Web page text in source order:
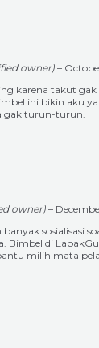
owner)–
karena takut gak
ini bikin aku
gak turun-turun.
owner)–
sosialisasi
Bimbel di
milih mata